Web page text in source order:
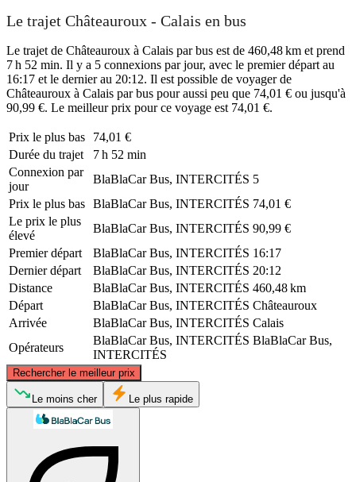
Le trajet Châteauroux - Calais en bus
Le trajet de Châteauroux à Calais par bus est de 460,48 km et prend
7 h 52 min. Il y a 5 connexions par jour, avec le premier départ au
16:17 et le dernier au 20:12. Il est possible de voyager de
Châteauroux à Calais par bus pour aussi peu que 74,01 € ou jusqu'à
90,99 €. Le meilleur prix pour ce voyage est 74,01 €.
Prix ​​le plus bas
74,01 €
Durée du trajet
7 h 52 min
Connexion par
jour
BlaBlaCar Bus, INTERCITÉS 5
Prix ​​le plus bas BlaBlaCar Bus, INTERCITÉS 74,01 €
Le prix le plus
élevé
BlaBlaCar Bus, INTERCITÉS 90,99 €
Premier départ
BlaBlaCar Bus, INTERCITÉS 16:17
Dernier départ
BlaBlaCar Bus, INTERCITÉS 20:12
Distance
BlaBlaCar Bus, INTERCITÉS 460,48 km
Départ
BlaBlaCar Bus, INTERCITÉS Châteauroux
Arrivée
BlaBlaCar Bus, INTERCITÉS Calais
Opérateurs
BlaBlaCar Bus, INTERCITÉS BlaBlaCar Bus,
INTERCITÉS
Rechercher le meilleur prix
Calais
Le moins cher Le plus rapide